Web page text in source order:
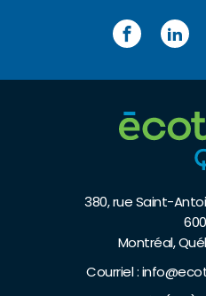
380, rue Saint-
Montréal,
Courriel :
Facebook